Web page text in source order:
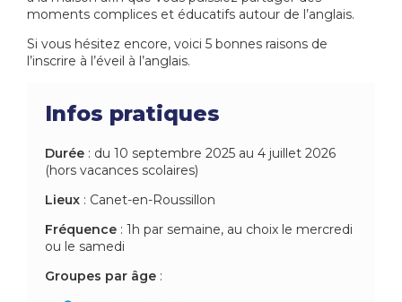
moments complices et éducatifs autour de l’anglais.
Si vous hésitez encore, voici 5 bonnes raisons de
l’inscrire à l’éveil à l’anglais.
Infos pratiques
Durée : du 10 septembre 2025 au 4 juillet 2026
(hors vacances scolaires)
Lieux : Canet-en-Roussillon
Fréquence : 1h par semaine, au choix le mercredi
ou le samedi
Groupes par âge :